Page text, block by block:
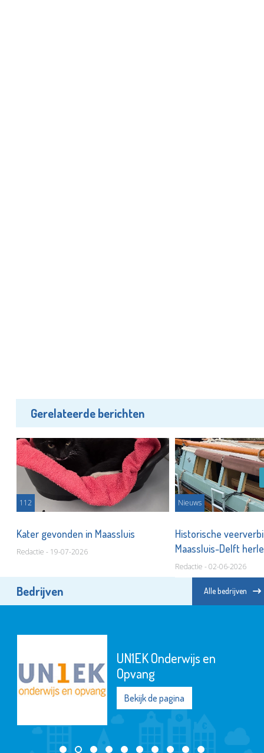
Gerelateerde berichten
112
Kater gevonden in Maassluis
Redactie - 19-07-2026
Nieuws
Historische
Maassluis-Delft
Redactie - 02-06-2026
Bedrijven Alle bedrijven
UN1EK Onderwijs en
Opvang
Bekijk de pagina